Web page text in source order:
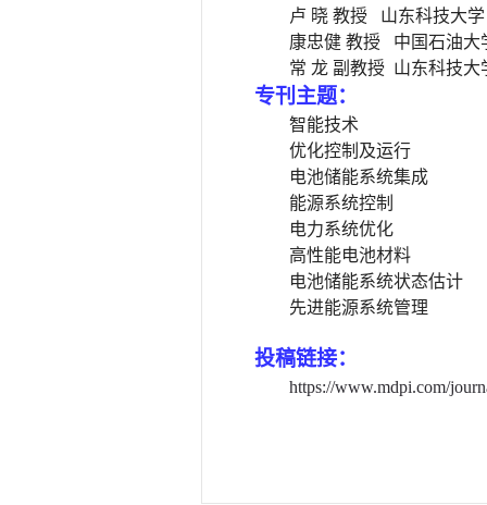
卢 晓 教授
山东科技大学
康忠健 教授
中国石油大
常 龙 副教授 山东科技大
专刊主题：
智能技术
优化控制 及运行
电池储能系统集成
能源系统控制
电力系统优化
高性能电池材料
电池储能系统状态估计
先进能源系统管理
投稿链接：
https://www.mdpi.com/